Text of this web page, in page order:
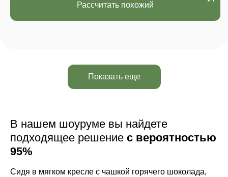
Рассчитать похожий
Показать еще
В нашем шоуруме вы найдете
подходящее решение с вероятностью
95%
Сидя в мягком кресле с чашкой горячего шоколада,